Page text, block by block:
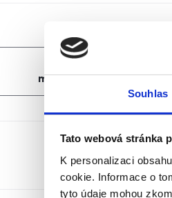
Souhlas
Tato webová stránka
K personalizaci
cookie. Informace o
tyto údaje mohou
m2 m